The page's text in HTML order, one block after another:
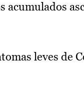
acumulados
leves de